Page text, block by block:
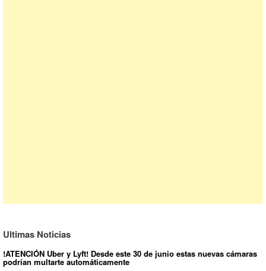
Ultimas Noticias
!ATENCIÓN Uber y Lyft! Desde este 30 de junio estas nuevas cámaras
podrían multarte automáticamente